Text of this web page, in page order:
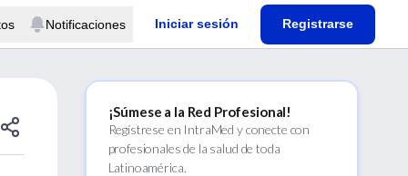
Notificaciones Iniciar sesión Registrarse
¡Súmese a la Red Profesional!
Regístrese en IntraMed y conecte con
profesionales de la salud de toda
Latinoamérica.